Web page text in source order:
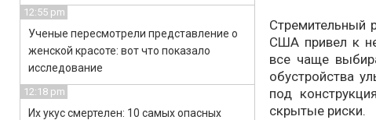
Стремительный
США привел к
все чаще
обустройства
под
скрытые риски.
12:55 pm
Ученые пересмотрели представление о
женской красоте: вот что показало
исследование
12:18 pm
Их укус смертелен: 10 самых опасных